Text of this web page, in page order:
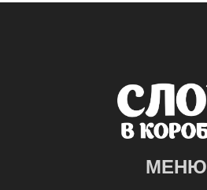
МЕНЮ